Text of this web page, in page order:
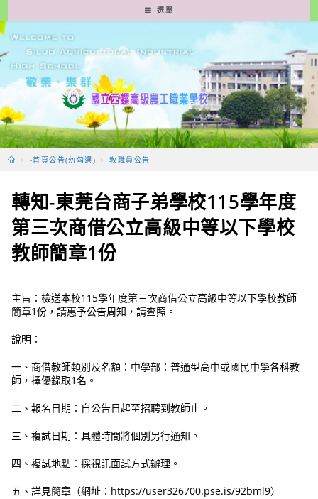
轉
至
要
容
選單
> -首頁公告(勿勾選) > 教職員公告
轉知-東莞台商子弟學校115學年度
第三次商借公立高級中等以下學校
教師簡章1份
主旨：檢送本校115學年度第三次商借公立高級中等以下學校教師
簡章1份，請惠予公告周知，請查照。
說明：
一、商借教師類別及名額：中學部：普通型高中或國民中學各科教
師，擇優錄取1名。
二、報名日期：自公告日起至招聘到教師止。
三、複試日期：具體時間將個別另行通知。
四、複試地點：採視訊面試方式辦理。
五、詳見簡章（網址：https://user326700.pse.is/92bml9）